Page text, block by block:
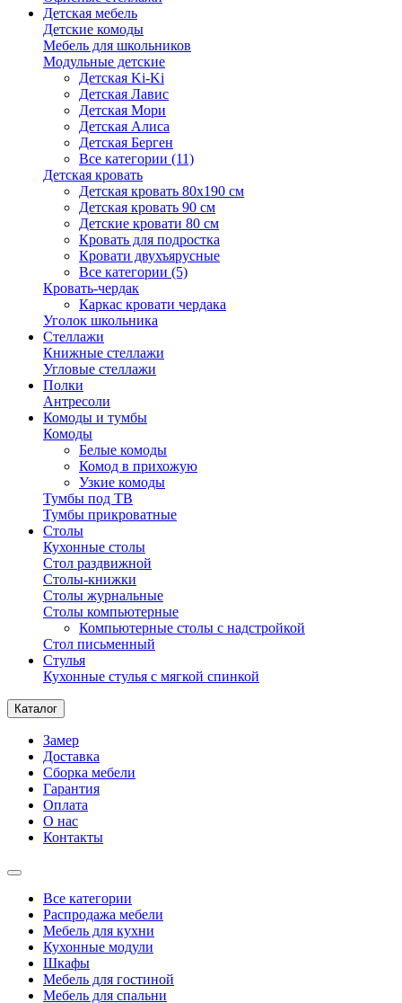
Детская мебель
Детские комоды
Мебель для школьников
Модульные детские
Детская Ki-Ki
Детская Лавис
Детская Мори
Детская Алиса
Детская Берген
Все категории (11)
Детская кровать
Детская кровать 80х190 см
Детская кровать 90 см
Детские кровати 80 см
Кровать для подростка
Кровати двухъярусные
Все категории (5)
Кровать-чердак
Каркас кровати чердака
Уголок школьника
Стеллажи
Книжные стеллажи
Угловые стеллажи
Полки
Антресоли
Комоды и тумбы
Комоды
Белые комоды
Комод в прихожую
Узкие комоды
Тумбы под ТВ
Тумбы прикроватные
Столы
Кухонные столы
Стол раздвижной
Столы-книжки
Столы журнальные
Столы компьютерные
Компьютерные столы с надстройкой
Стол письменный
Стулья
Кухонные стулья с мягкой спинкой
Каталог
Замер
Доставка
Сборка мебели
Гарантия
Оплата
О нас
Контакты
Все категории
Распродажа мебели
Мебель для кухни
Кухонные модули
Шкафы
Мебель для гостиной
Мебель для спальни